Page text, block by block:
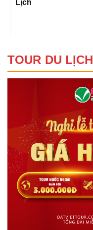
Lịch
TOUR DU LỊCH